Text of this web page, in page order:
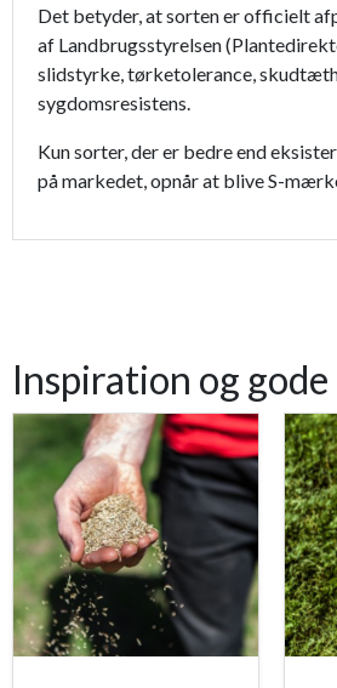
Det betyder, at sorten er officielt
af Landbrugsstyrelsen
slidstyrke, tørketolerance,
sygdomsresistens.
Kun sorter, der er bedre end
på markedet, opnår at blive S-
Inspiration og gode